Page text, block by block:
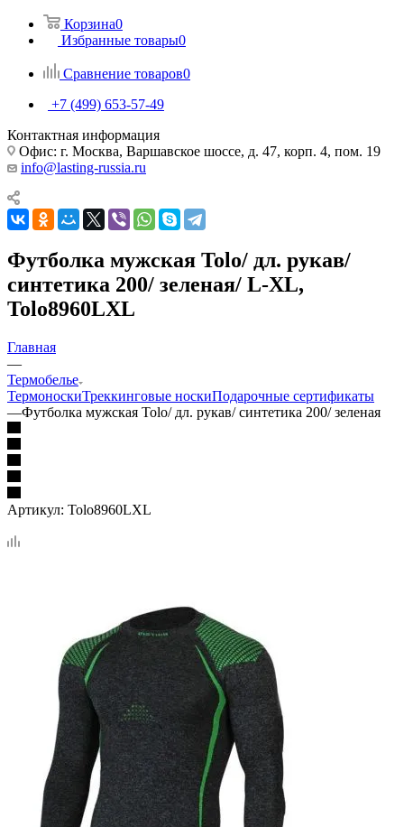
Корзина0
Избранные товары0
Сравнение товаров0
+7 (499) 653-57-49
Контактная информация
Офис: г. Москва, Варшавское шоссе, д. 47, корп. 4, пом. 19
info@lasting-russia.ru
Футболка мужская Tolo/ дл. рукав/
синтетика 200/ зеленая/ L-XL,
Tolo8960LXL
Главная
—
Термобелье
ТермоноскиТреккинговые носкиПодарочные сертификаты
—Футболка мужская Tolo/ дл. рукав/ синтетика 200/ зеленая
Артикул: Tolo8960LXL